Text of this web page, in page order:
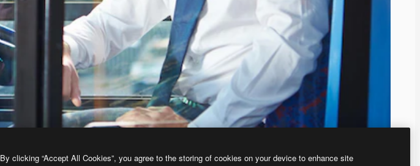
By clicking “Accept All Cookies”, you agree to the storing of cookies on your device to enhance site